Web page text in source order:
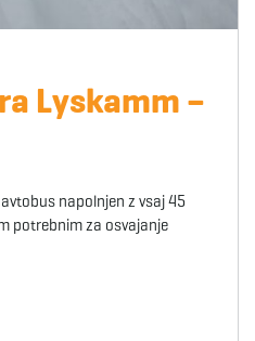
Lyskamm –
napolnjen z vsaj 45
potrebnim za osvajanje